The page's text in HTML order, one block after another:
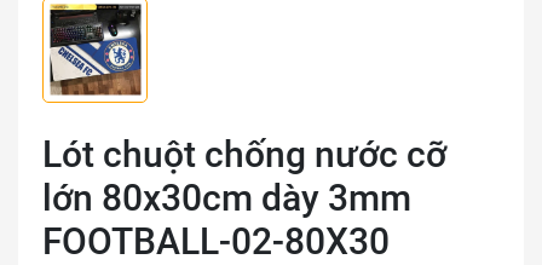
Lót chuột chống nước cỡ
lớn 80x30cm dày 3mm
FOOTBALL-02-80X30